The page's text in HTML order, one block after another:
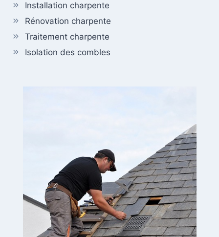
Installation charpente
Rénovation charpente
Traitement charpente
Isolation des combles